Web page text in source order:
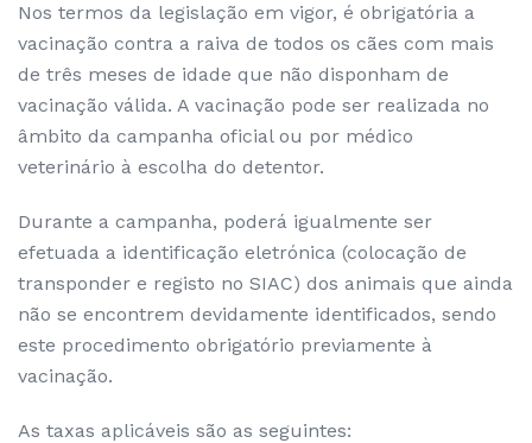
Nos termos da legislação em vigor, é obrigatória a
vacinação contra a raiva de todos os cães com mais
de três meses de idade que não disponham de
vacinação válida. A vacinação pode ser realizada no
âmbito da campanha oficial ou por médico
veterinário à escolha do detentor.
Durante a campanha, poderá igualmente ser
efetuada a identificação eletrónica (colocação de
transponder e registo no SIAC) dos animais que ainda
não se encontrem devidamente identificados, sendo
este procedimento obrigatório previamente à
vacinação.
As taxas aplicáveis são as seguintes: